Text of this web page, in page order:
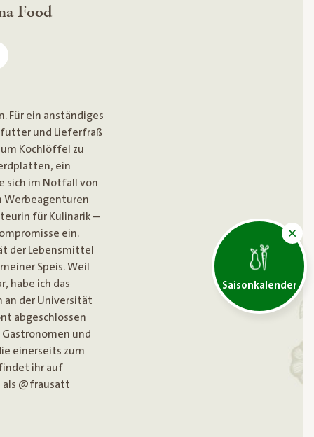
Saisonkalender
Food
Für ein anständiges
und Lieferfraß
Kochlöffel zu
ein
sich im Notfall von
Werbeagenturen
für Kulinarik –
ein.
der Lebensmittel
Speis. Weil
habe ich das
an der Universität
abgeschlossen
und
einerseits zum
ihr auf
als @frausatt